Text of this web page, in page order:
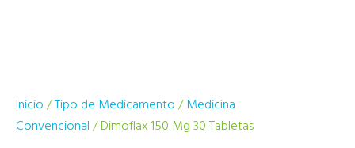
Inicio/Tipo de Medicamento/Medicina
Convencional/ Dimoflax 150 Mg 30 Tabletas